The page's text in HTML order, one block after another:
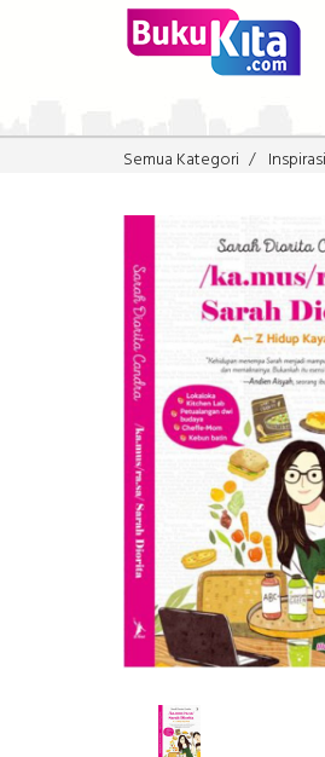
Semua Kategori